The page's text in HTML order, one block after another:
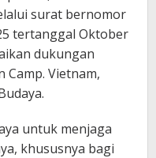
surat bernomor
tertanggal Oktober
dukungan
Camp. Vietnam,
untuk menjaga
khususnya bagi